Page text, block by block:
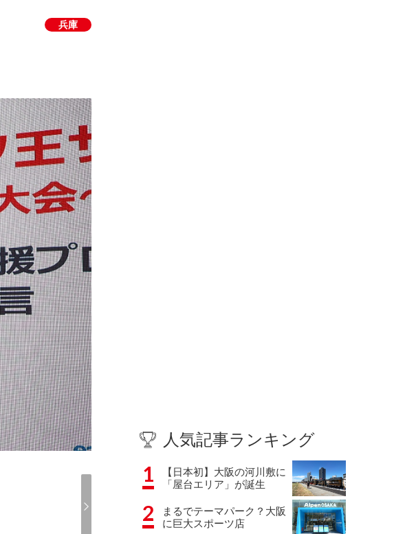
兵庫
人気記事ランキング
1
【日本初】大阪の河川敷に
「屋台エリア」が誕生
2
まるでテーマパーク？大阪
に巨大スポーツ店